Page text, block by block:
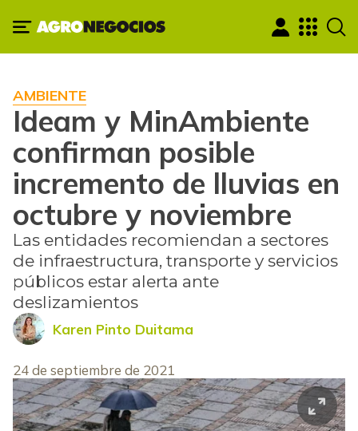
AMBIENTE
Ideam y MinAmbiente
confirman posible
incremento de lluvias en
octubre y noviembre
Las entidades recomiendan a sectores
de infraestructura, transporte y servicios
públicos estar alerta ante
deslizamientos
Karen Pinto Duitama
24 de septiembre de 2021